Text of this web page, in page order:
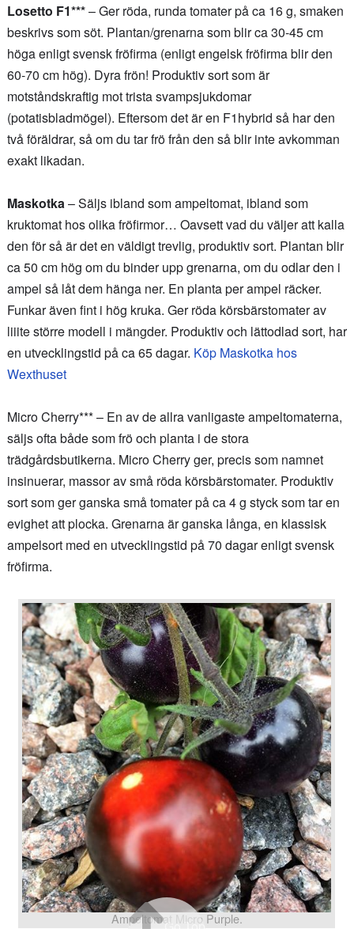
Losetto F1***– Ger röda, runda tomater på ca 16 g, smaken
beskrivs som söt. Plantan/grenarna som blir ca 30-45 cm
höga enligt svensk fröfirma (enligt engelsk fröfirma blir den
60-70 cm hög). Dyra frön! Produktiv sort som är
motståndskraftig mot trista svampsjukdomar
(potatisbladmögel). Eftersom det är en F1hybrid så har den
två föräldrar, så om du tar frö från den så blir inte avkomman
exakt likadan.
Maskotka– Säljs ibland som ampeltomat, ibland som
kruktomat hos olika fröfirmor… Oavsett vad du väljer att kalla
den för så är det en väldigt trevlig, produktiv sort. Plantan blir
ca 50 cm hög om du binder upp grenarna, om du odlar den i
ampel så låt dem hänga ner. En planta per ampel räcker.
Funkar även fint i hög kruka. Ger röda körsbärstomater av
liiite större modell i mängder. Produktiv och lättodlad sort, har
en utvecklingstid på ca 65 dagar. Köp Maskotka hos
Wexthuset
Micro Cherry*** – En av de allra vanligaste ampeltomaterna,
säljs ofta både som frö och planta i de stora
trädgårdsbutikerna. Micro Cherry ger, precis som namnet
insinuerar, massor av små röda körsbärstomater. Produktiv
sort som ger ganska små tomater på ca 4 g styck som tar en
evighet att plocka. Grenarna är ganska långa, en klassisk
ampelsort med en utvecklingstid på 70 dagar enligt svensk
fröfirma.
Ampeltomat Micro Purple.